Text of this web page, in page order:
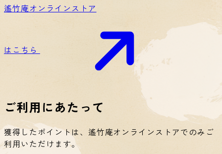
遙竹庵オンラインストア
はこちら
ご利用にあたって
獲得したポイントは、遙竹庵オンラインストアでのみご
利用いただけます。